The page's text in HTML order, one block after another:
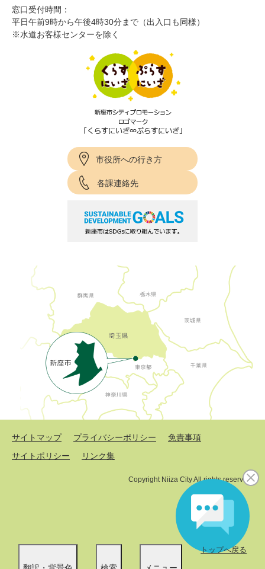
トップへ戻る
窓口受付時間：
平日午前9時から午後4時30分まで（出入口も同様）
※水道お客様センターを除く
市役所への行き方
各課連絡先
サイトマップ プライバシーポリシー
免責事項
サイトポリシー
リンク集
Copyright Niiza City All rights reserved.